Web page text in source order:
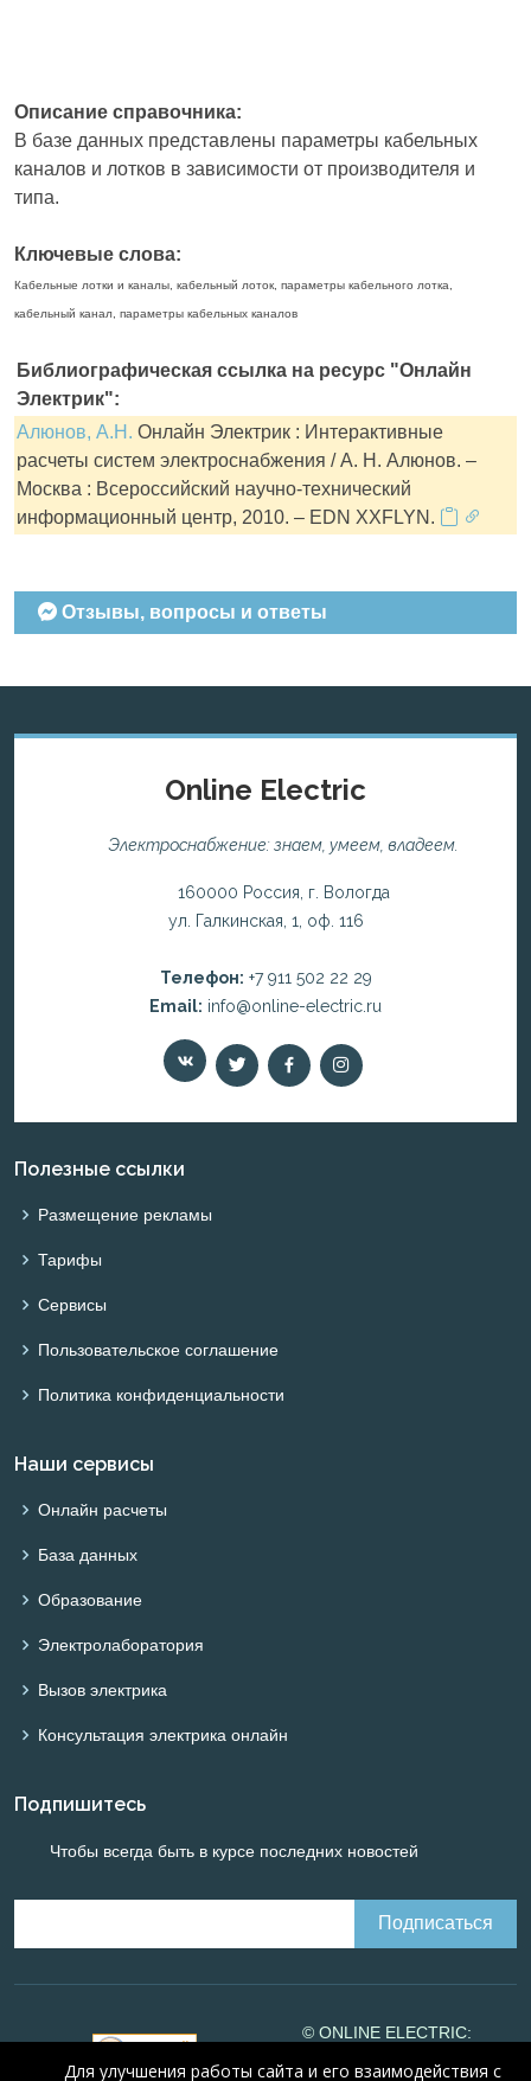
Описание справочника:
В базе данных представлены параметры кабельных
каналов и лотков в зависимости от производителя и
типа.
Ключевые слова:
Кабельные лотки и каналы, кабельный лоток, параметры кабельного лотка,
кабельный канал, параметры кабельных каналов
Библиографическая ссылка на ресурс "Онлайн
Электрик":
Алюнов, А.Н. Онлайн Электрик : Интерактивные
расчеты систем электроснабжения / А. Н. Алюнов. –
Москва : Всероссийский научно-технический
информационный центр, 2010. – EDN XXFLYN.
Отзывы, вопросы и ответы
Online Electric
Электроснабжение: знаем, умеем, владеем.
160000 Россия, г. Вологда
ул. Галкинская, 1, оф. 116
Телефон: +7 911 502 22 29
Email: info@online-electric.ru
Полезные ссылки
Размещение рекламы
Тарифы
Сервисы
Пользовательское соглашение
Политика конфиденциальности
Наши сервисы
Онлайн расчеты
База данных
Образование
Электролаборатория
Вызов электрика
Консультация электрика онлайн
Подпишитесь
Чтобы всегда быть в курсе последних новостей
© ONLINE ELECTRIC:
Для улучшения работы сайта и его взаимодействия с